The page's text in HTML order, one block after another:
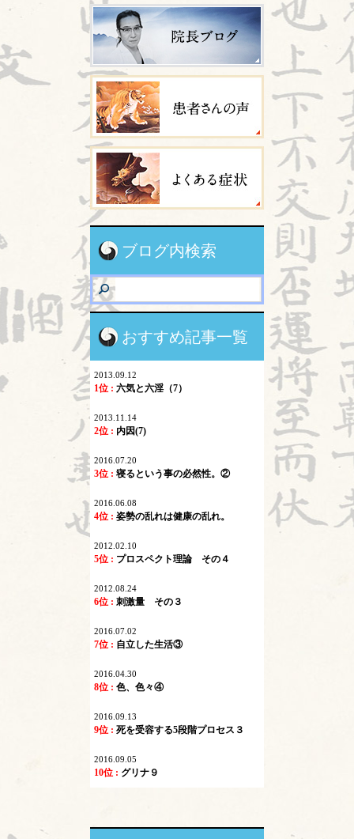
ブログ内検索
おすすめ記事一覧
2013.09.12
1位 : 六気と六淫（7）
2013.11.14
2位 : 内因(7)
2016.07.20
3位 : 寝るという事の必然性。②
2016.06.08
4位 : 姿勢の乱れは健康の乱れ。
2012.02.10
5位 : プロスペクト理論 その４
2012.08.24
6位 : 刺激量 その３
2016.07.02
7位 : 自立した生活③
2016.04.30
8位 : 色、色々④
2016.09.13
9位 : 死を受容する5段階プロセス３
2016.09.05
10位 : グリナ９